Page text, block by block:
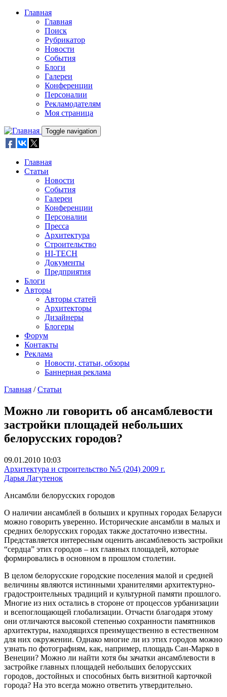
Skip to main content
Главная
Главная
Поиск
Рубрикатор
Новости
События
Блоги
Галереи
Конференции
Персоналии
Рекламодателям
Моя страница
Toggle navigation
Главная
Статьи
Новости
События
Галереи
Конференции
Персоналии
Пресса
Архитектура
Строительство
HI-TECH
Документы
Предприятия
Блоги
Авторы
Авторы статей
Архитекторы
Дизайнеры
Блогеры
Форум
Контакты
Реклама
Новости, статьи, обзоры
Баннерная реклама
Главная / Статьи
Можно ли говорить об ансамблевости
застройки площадей небольших
белорусских городов?
09.01.2010 10:03
Архитектура и строительство №5 (204) 2009 г.
Дарья Лагутенок
Ансамбли белорусских городов
О наличии ансамблей в больших и крупных городах Беларуси
можно говорить уверенно. Исторические ансамбли в малых и
средних белорусских городах также достаточно известны.
Представляется интересным оценить ансамблевость застройки
“сердца” этих городов – их главных площадей, которые
формировались в основном в прошлом столетии.
В целом белорусские городские поселения малой и средней
величины являются истинными хранителями архитектурно-
градостроительных традиций и культурной памяти прошлого.
Многие из них остались в стороне от процессов урбанизации
и всепоглощающей глобализации. Отчасти благодаря этому
они отличаются высокой степенью сохранности памятников
архитектуры, находящихся преимущественно в естественном
для них окружении. Однако многие ли из этих городов можно
узнать по фотографиям, как, например, площадь Сан-Марко в
Венеции? Можно ли найти хотя бы зачатки ансамблевости в
застройке главных площадей небольших белорусских
городов, достойных и способных быть визитной карточкой
города? На это всегда можно ответить утвердительно.